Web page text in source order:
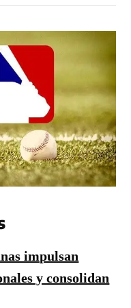
impulsan
y consolidan